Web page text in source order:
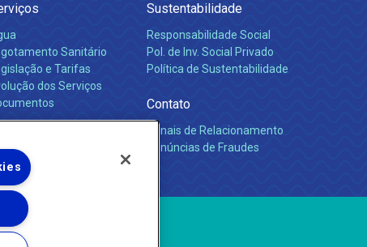
Sanitário
e Tarifas
dos Serviços
Sustentabilidade
Responsabilidade Social
Pol. de Inv. Social Privado
Política de Sustentabilidade
Contato
Canais de Relacionamento
Denúncias de Fraudes